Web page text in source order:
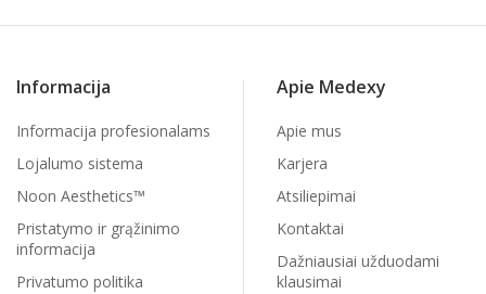
Informacija
Informacija profesionalams
Lojalumo sistema
Noon Aesthetics™
Pristatymo ir grąžinimo
informacija
Privatumo politika
Apie Medexy
Apie mus
Karjera
Atsiliepimai
Kontaktai
Dažniausiai užduodami
klausimai